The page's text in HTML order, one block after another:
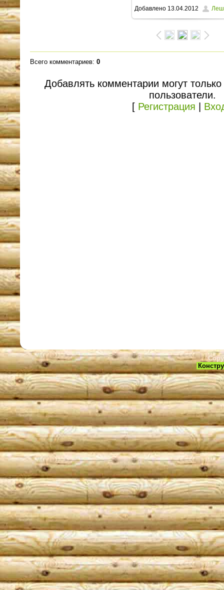
1600x1185/ 238.9Kb
Добавлено13.04.2012
Всего комментариев: 0
Добавлять комментарии могут
пользователи.
[ Регистрация